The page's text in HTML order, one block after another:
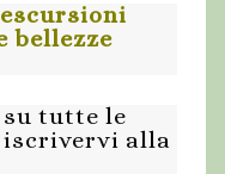
bellezze
tutte le
alla